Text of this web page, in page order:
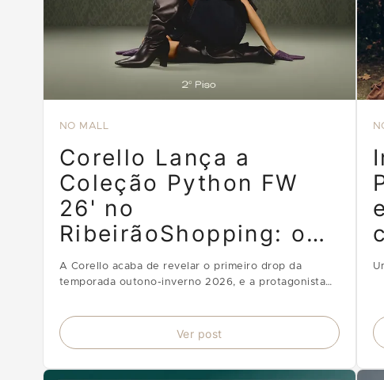
NO MALL
Corello Lança a
Coleção Python FW
26' no
RibeirãoShopping: o
Primeiro Drop que
Redefine o Inverno
A Corello acaba de revelar o primeiro drop da
temporada outono-inverno 2026, e a protagonista
chega ao RibeirãoShopping com um print exclusivo
de estampa de cobra que transforma cada peça em
manifesto de esti
Ver post